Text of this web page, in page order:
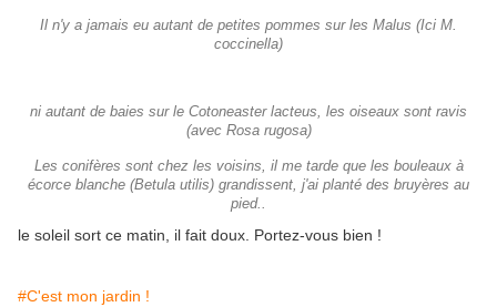
Il n'y a jamais eu autant de petites pommes sur les Malus (Ici M.
coccinella)
ni autant de baies sur le Cotoneaster lacteus, les oiseaux sont ravis
(avec Rosa rugosa)
Les conifères sont chez les voisins, il me tarde que les bouleaux à
écorce blanche (Betula utilis) grandissent, j'ai planté des bruyères au
pied..
le soleil sort ce matin, il fait doux. Portez-vous bien !
#C'est mon jardin !